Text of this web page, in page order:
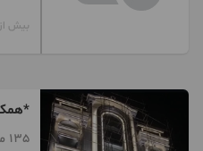
بیش از 12 ماه
100حیاط حمزه جنوبی*
135 متر / ساخت 1403 / آسانسور